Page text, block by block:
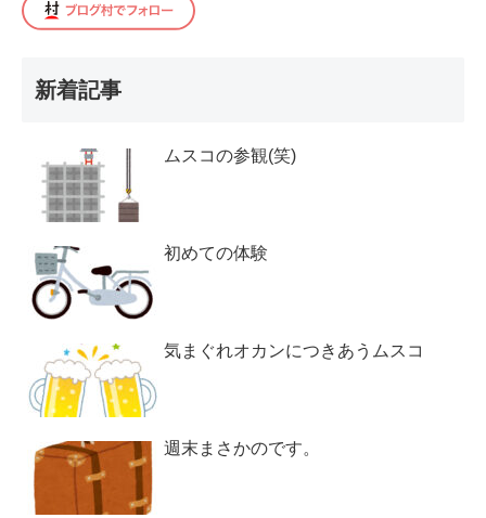
新着記事
ムスコの参観(笑)
初めての体験
気まぐれオカンにつきあうムスコ
週末まさかのです。